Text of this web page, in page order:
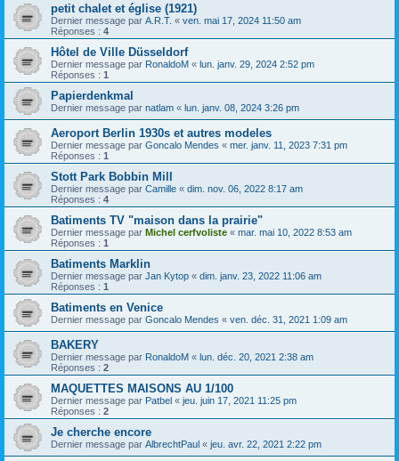
petit chalet et église (1921)
Dernier message par A.R.T. « ven. mai 17, 2024 11:50 am
Réponses : 4
Hôtel de Ville Düsseldorf
Dernier message par RonaldoM « lun. janv. 29, 2024 2:52 pm
Réponses : 1
Papierdenkmal
Dernier message par natlam « lun. janv. 08, 2024 3:26 pm
Aeroport Berlin 1930s et autres modeles
Dernier message par Goncalo Mendes « mer. janv. 11, 2023 7:31 pm
Réponses : 1
Stott Park Bobbin Mill
Dernier message par Camille « dim. nov. 06, 2022 8:17 am
Réponses : 4
Batiments TV "maison dans la prairie"
Dernier message par Michel cerfvoliste « mar. mai 10, 2022 8:53 am
Réponses : 1
Batiments Marklin
Dernier message par Jan Kytop « dim. janv. 23, 2022 11:06 am
Réponses : 1
Batiments en Venice
Dernier message par Goncalo Mendes « ven. déc. 31, 2021 1:09 am
BAKERY
Dernier message par RonaldoM « lun. déc. 20, 2021 2:38 am
Réponses : 2
MAQUETTES MAISONS AU 1/100
Dernier message par Patbel « jeu. juin 17, 2021 11:25 pm
Réponses : 2
Je cherche encore
Dernier message par AlbrechtPaul « jeu. avr. 22, 2021 2:22 pm